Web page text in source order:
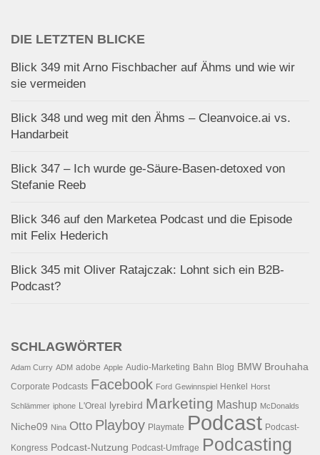
DIE LETZTEN BLICKE
Blick 349 mit Arno Fischbacher auf Ähms und wie wir
sie vermeiden
Blick 348 und weg mit den Ähms – Cleanvoice.ai vs.
Handarbeit
Blick 347 – Ich wurde ge-Säure-Basen-detoxed von
Stefanie Reeb
Blick 346 auf den Marketea Podcast und die Episode
mit Felix Hederich
Blick 345 mit Oliver Ratajczak: Lohnt sich ein B2B-
Podcast?
SCHLAGWÖRTER
Adam Curry ADM adobe Apple Audio-Marketing Bahn Blog BMW Brouhaha
Corporate Podcasts Facebook Ford Gewinnspiel Henkel Horst
Schlämmer iphone L'Oreal lyrebird Marketing Mashup McDonalds
Niche09 Nina Otto Playboy Playmate Podcast Podcast-
Kongress Podcast-Nutzung Podcast-Umfrage Podcasting